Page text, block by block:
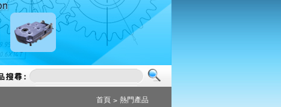
首頁 > 熱門產品